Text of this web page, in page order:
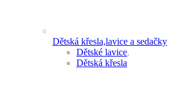
Dětská křesla,lavice a sedačky
Dětské lavice,
Dětská křesla